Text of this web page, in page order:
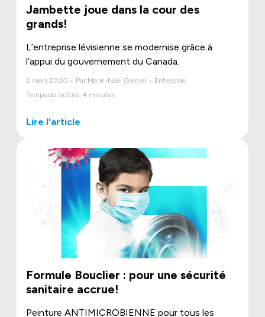
Jambette joue dans la cour des
grands!
L’entreprise lévisienne se modernise grâce à
l’appui du gouvernement du Canada.
2 mars 2020 • Par Marie-Noël Grenier • Entreprise
Temps de lecture: 4 minutes
Lire l'article
Formule Bouclier : pour une sécurité
sanitaire accrue!
Peinture ANTIMICROBIENNE pour tous les